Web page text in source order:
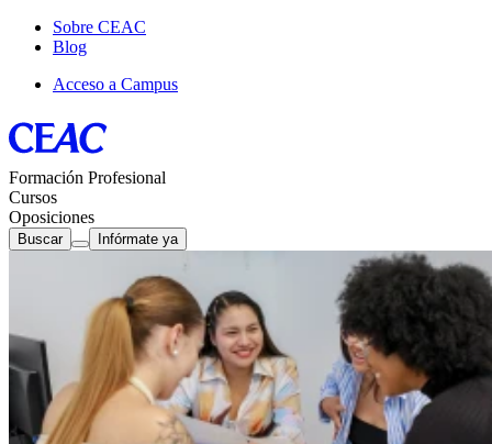
Sobre CEAC
Blog
Acceso a Campus
Formación Profesional
Cursos
Oposiciones
Buscar Infórmate ya